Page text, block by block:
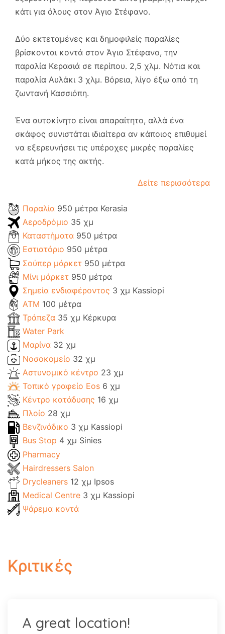
κάτι για όλους στον Άγιο Στέφανο.
Δύο εκτεταμένες και δημοφιλείς παραλίες
βρίσκονται κοντά στον Άγιο Στέφανο, την
παραλία Κερασιά σε περίπου. 2,5 χλμ. Νότια και
παραλία Αυλάκι 3 χλμ. Βόρεια, λίγο έξω από τη
ζωντανή Κασσιόπη.
Ένα αυτοκίνητο είναι απαραίτητο, αλλά ένα
σκάφος συνιστάται ιδιαίτερα αν κάποιος επιθυμεί
να εξερευνήσει τις υπέροχες μικρές παραλίες
κατά μήκος της ακτής.
Δείτε περισσότερα
Παραλία 950 μέτρα Kerasia
Αεροδρόμιο 35 χμ
Καταστήματα 950 μέτρα
Εστιατόριο 950 μέτρα
Σούπερ μάρκετ 950 μέτρα
Μίνι μάρκετ 950 μέτρα
Σημεία ενδιαφέροντος 3 χμ Kassiopi
ΑΤΜ 100 μέτρα
Τράπεζα 35 χμ Κέρκυρα
Water Park
Μαρίνα 32 χμ
Νοσοκομείο 32 χμ
Αστυνομικό κέντρο 23 χμ
Τοπικό γραφείο Eos 6 χμ
Κέντρο κατάδυσης 16 χμ
Πλοίο 28 χμ
Βενζινάδικο 3 χμ Kassiopi
Bus Stop 4 χμ Sinies
Pharmacy
Hairdressers Salon
Drycleaners 12 χμ Ipsos
Medical Centre 3 χμ Kassiopi
Ψάρεμα κοντά
Κριτικές
A great location!